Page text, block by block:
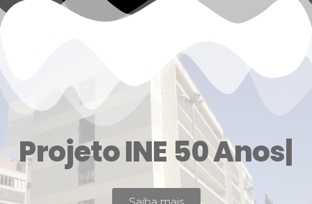
Projeto INE 50 Anos|
Saiba mais